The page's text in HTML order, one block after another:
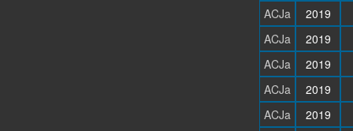
ACJa
2019
ACJa
2019
ACJa
2019
ACJa
2019
ACJa
2019